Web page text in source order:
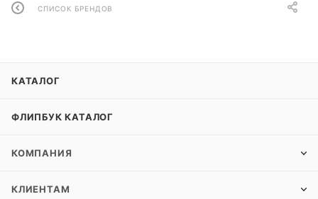
СПИСОК БРЕНДОВ
КАТАЛОГ
ФЛИПБУК КАТАЛОГ
КОМПАНИЯ
КЛИЕНТАМ